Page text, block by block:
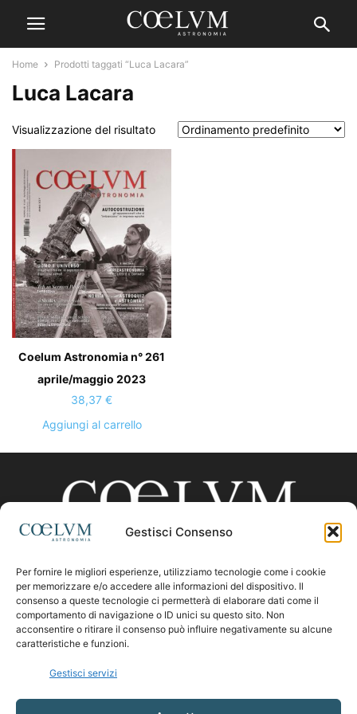
Gestisci Consenso
Per fornire le migliori esperienze, utilizziamo tecnologie come i cookie
per memorizzare e/o accedere alle informazioni del dispositivo. Il
consenso a queste tecnologie ci permetterà di elaborare dati come il
comportamento di navigazione o ID unici su questo sito. Non
acconsentire o ritirare il consenso può influire negativamente su alcune
caratteristiche e funzioni.
Gestisci servizi
Home Prodotti taggati “Luca Lacara”
Luca Lacara
Visualizzazione del risultato
Coelum Astronomia n° 261
aprile/maggio 2023
38,37€
Aggiungi al carrello
CHI SIAMO
Contattaci:coelumastro@coelum.com